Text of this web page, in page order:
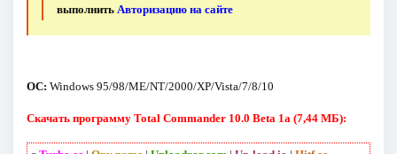
выполнить Авторизацию на сайте
ОС: Windows 95/98/ME/NT/2000/XP/Vista/7/8/10
Скачать программу Total Commander 10.0 Beta 1a (7,44 МБ):